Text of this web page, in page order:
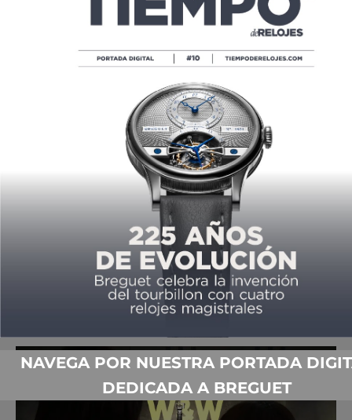
NO SON ROMEO Y JULIETA, PERO
BULGARI Y DUCATI COMPARTEN
PASIONES
07/28/2022
NAVEGA POR NUESTRA PORTADA
DEDICADA A BREGUET